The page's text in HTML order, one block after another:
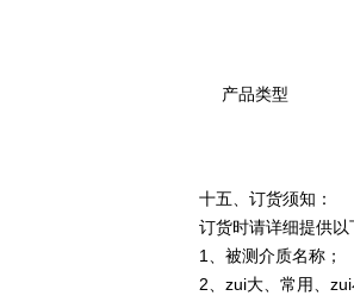
产品类型
十五、订货须知：
订货时请详细提供
1、被测介质名称；
2、zui大、常用、